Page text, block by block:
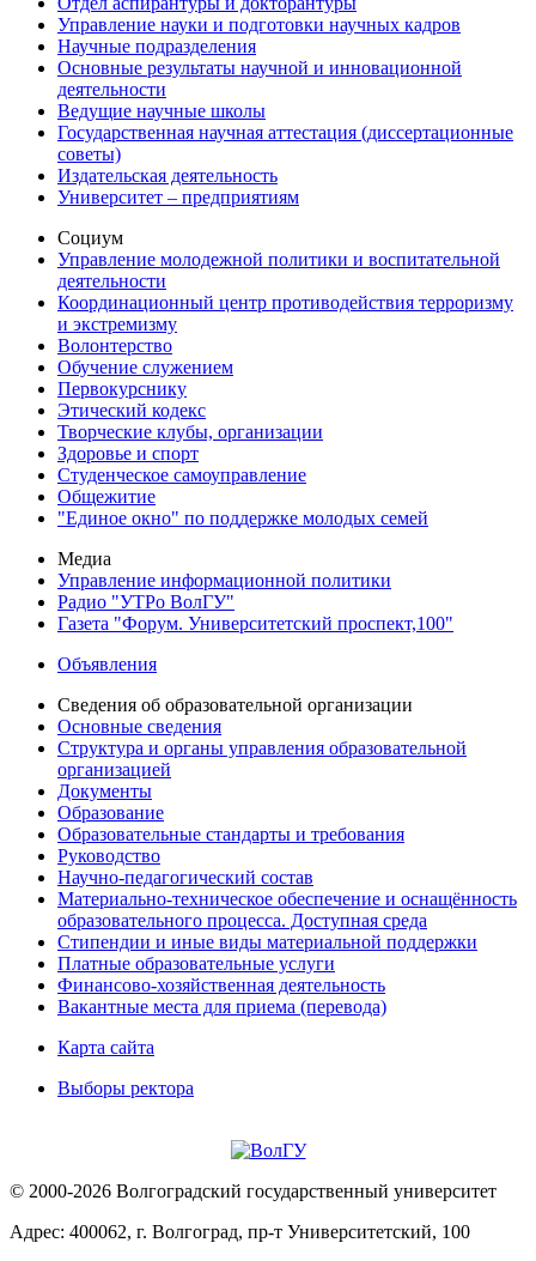
Управление науки и подготовки научных кадров
Научные подразделения
Основные результаты научной и инновационной
деятельности
Ведущие научные школы
Государственная научная аттестация (диссертационные
советы)
Издательская деятельность
Университет – предприятиям
Социум
Управление молодежной политики и воспитательной
деятельности
Координационный центр противодействия терроризму
и экстремизму
Волонтерство
Обучение служением
Первокурснику
Этический кодекс
Творческие клубы, организации
Здоровье и спорт
Студенческое самоуправление
Общежитие
"Единое окно" по поддержке молодых семей
Медиа
Управление информационной политики
Радио "УТРо ВолГУ"
Газета "Форум. Университетский проспект,100"
Объявления
Сведения об образовательной организации
Основные сведения
Структура и органы управления образовательной
организацией
Документы
Образование
Образовательные стандарты и требования
Руководство
Научно-педагогический состав
Материально-техническое обеспечение и оснащённость
образовательного процесса. Доступная среда
Стипендии и иные виды материальной поддержки
Платные образовательные услуги
Финансово-хозяйственная деятельность
Вакантные места для приема (перевода)
Карта сайта
Выборы ректора
© 2000-2026 Волгоградский государственный университет
Адрес: 400062, г. Волгоград, пр-т Университетский, 100